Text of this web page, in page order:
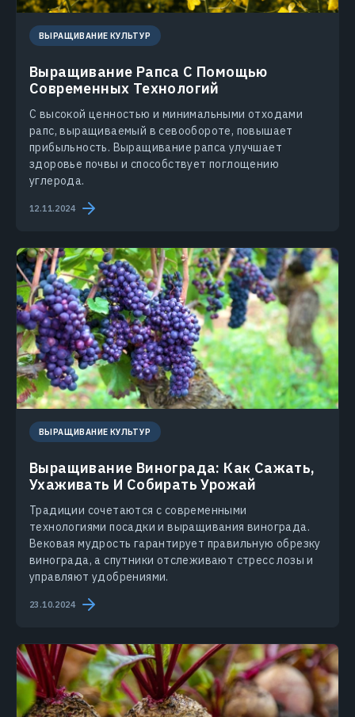
ВЫРАЩИВАНИЕ КУЛЬТУР
Выращивание Рапса С Помощью
Современных Технологий
С высокой ценностью и минимальными отходами
рапс, выращиваемый в севообороте, повышает
прибыльность. Выращивание рапса улучшает
здоровье почвы и способствует поглощению
углерода.
12.11.2024
ВЫРАЩИВАНИЕ КУЛЬТУР
Выращивание Винограда: Как Сажать,
Ухаживать И Собирать Урожай
Традиции сочетаются с современными
технологиями посадки и выращивания винограда.
Вековая мудрость гарантирует правильную обрезку
винограда, а спутники отслеживают стресс лозы и
управляют удобрениями.
23.10.2024